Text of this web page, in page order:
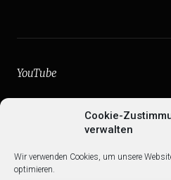
Cookie-
verwalten
Wir verwenden Cookies, um unsere
optimieren.
YouTube
Web